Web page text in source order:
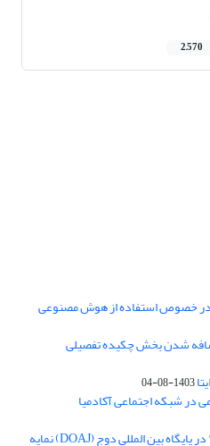
2,570
خصوص استفاده از هوش مصنوعی
شدن بخش چکیده تفصیلی
1403-08-04
در شبکه اجتماعی آکادمیا
فصلنامه علمی "علوم و فنون نظامی" در پایگاه بین المللی دوج (DOAJ) نمایه